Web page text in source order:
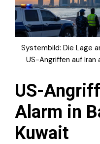
Systembild: Die Lage
US-Angriffen auf
US-
Alarm in
Kuwait